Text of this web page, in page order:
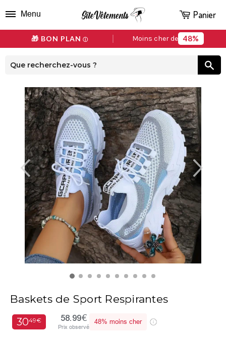
🎁 BON PLAN ⓘ Moins cher de 48%
Menu Panier
Baskets de Sport Respirantes
3049€ 58.99€
Prix observé
48% moins cher